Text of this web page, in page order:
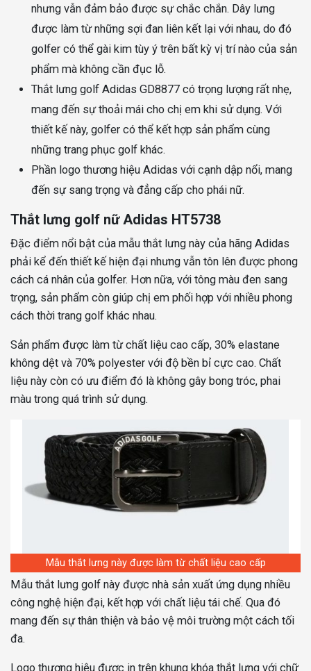
nhưng vẫn đảm bảo được sự chắc chắn. Dây lưng
được làm từ những sợi đan liên kết lại với nhau, do đó
golfer có thể gài kim tùy ý trên bất kỳ vị trí nào của sản
phẩm mà không cần đục lỗ.
Thắt lưng golf Adidas GD8877 có trọng lượng rất nhẹ,
mang đến sự thoải mái cho chị em khi sử dụng. Với
thiết kế này, golfer có thể kết hợp sản phẩm cùng
những trang phục golf khác.
Phần logo thương hiệu Adidas với cạnh dập nổi, mang
đến sự sang trọng và đẳng cấp cho phái nữ.
Thắt lưng golf nữ Adidas HT5738
Đặc điểm nổi bật của mẫu thắt lưng này của hãng Adidas
phải kể đến thiết kế hiện đại nhưng vẫn tôn lên được phong
cách cá nhân của golfer. Hơn nữa, với tông màu đen sang
trọng, sản phẩm còn giúp chị em phối hợp với nhiều phong
cách thời trang golf khác nhau.
Sản phẩm được làm từ chất liệu cao cấp, 30% elastane
không dệt và 70% polyester với độ bền bỉ cực cao. Chất
liệu này còn có ưu điểm đó là không gây bong tróc, phai
màu trong quá trình sử dụng.
Mẫu thắt lưng này được làm từ chất liệu cao cấp
Mẫu thắt lưng golf này được nhà sản xuất ứng dụng nhiều
công nghệ hiện đại, kết hợp với chất liệu tái chế. Qua đó
mang đến sự thân thiện và bảo vệ môi trường một cách tối
đa.
Logo thương hiệu được in trên khung khóa thắt lưng với chữ